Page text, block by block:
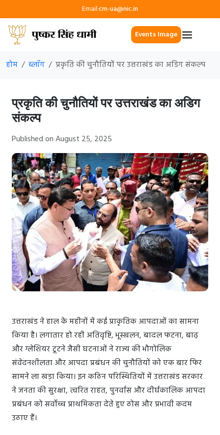
Email:cm-ua@nic.in
Events Image
होम ब्लॉग प्रकृति की चुनौतियों पर उत्तराखंड का अडिग संकल्प
प्रकृति की चुनौतियों पर उत्तराखंड का अडिग
संकल्प
Published on August 25, 2025
उत्तराखंड ने हाल के महीनों में कई प्राकृतिक आपदाओं का सामना
किया है। लगातार हो रही अतिवृष्टि, भूस्खलन, बादल फटना, बाढ़
और ग्लेशियर टूटने जैसी घटनाओं ने राज्य की भौगोलिक
संवेदनशीलता और आपदा प्रबंधन की चुनौतियों को एक बार फिर
सामने ला खड़ा किया। इन कठिन परिस्थितियों में उत्तराखंड सरकार
ने जनता की सुरक्षा, त्वरित राहत, पुनर्वास और दीर्घकालिक आपदा
प्रबंधन को सर्वोच्च प्राथमिकता देते हुए ठोस और प्रभावी कदम
उठाए हैं।